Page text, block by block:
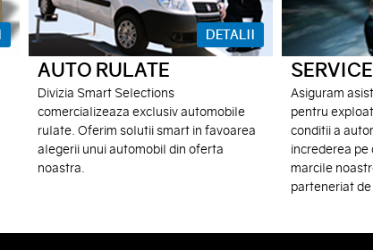
DETALII
AUTO RULATE
Divizia Smart Selections
comercializeaza exclusiv automobile
rulate. Oferim solutii smart in favoarea
alegerii unui automobil din oferta
noastra.
SERVICE
Asiguram
pentru
conditii a
increderea pe
marcile
parteneriat